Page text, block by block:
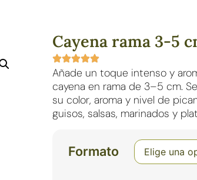
Cayena rama 3-5
Añade un toque intenso y
cayena en rama de 3–5 cm.
su color, aroma y nivel de
guisos, salsas, marinados y
Formato